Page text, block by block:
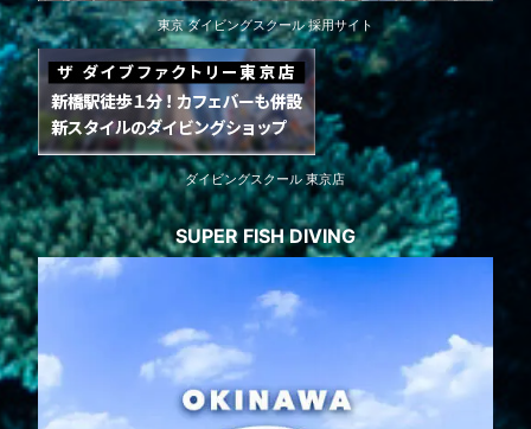
東京 ダイビングスクール 採用サイト
ダイビングスクール 東京店
SUPER FISH DIVING